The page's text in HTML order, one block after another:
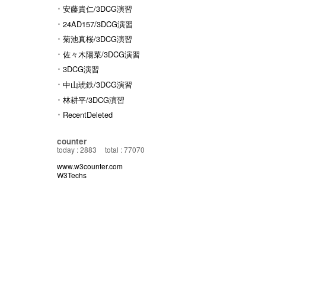
安藤貴仁/3DCG演習
24AD157/3DCG演習
菊池真桜/3DCG演習
佐々木陽菜/3DCG演習
3DCG演習
中山琥鉄/3DCG演習
林耕平/3DCG演習
RecentDeleted
counter
today : 2883
total : 77070
www.w3counter.com
W3Techs